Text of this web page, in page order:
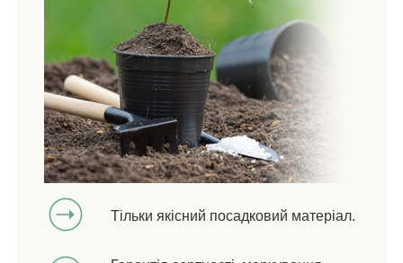
Тільки якісний посадковий матеріал.